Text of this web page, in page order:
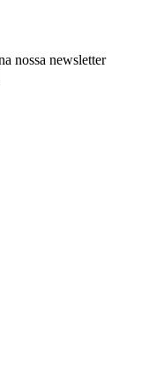
nossa newsletter